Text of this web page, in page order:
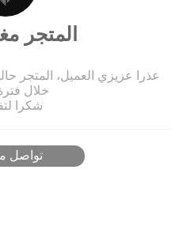
المتجر
عذرا عزيزي العميل، المتجر
خلال
شكرا
تواصل